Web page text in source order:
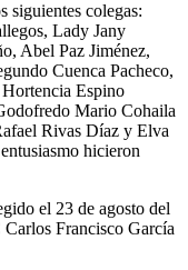
siguientes colegas:
Lady Jany
Abel Paz Jiménez,
Cuenca Pacheco,
Espino
Mario Cohaila
Rivas Díaz y Elva
hicieron
el 23 de agosto del
Francisco García